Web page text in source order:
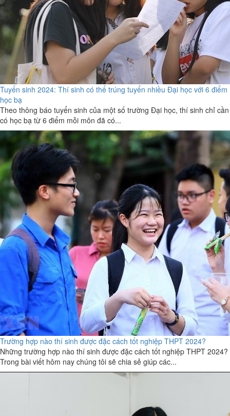
Tuyển sinh 2024: Thí sinh có thể trúng tuyển nhiều Đại học với 6 điểm
học bạ
Theo thông báo tuyển sinh của một số trường Đại học, thí sinh chỉ cần
có học bạ từ 6 điểm mỗi môn đã có...
Trường hợp nào thí sinh được đặc cách tốt nghiệp THPT 2024?
Những trường hợp nào thí sinh được đặc cách tốt nghiệp THPT 2024?
Trong bài viết hôm nay chúng tôi sẽ chia sẻ giúp các...